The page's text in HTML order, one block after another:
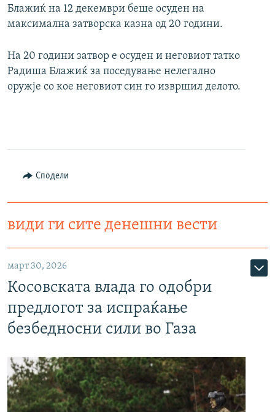
Блажиќ на 12 декември беше осуден на
максимална затворска казна од 20 години.
На 20 години затвор е осуден и неговиот татко
Радиша Блажиќ за поседување нелегално
оружје со кое неговиот син го извршил делото.
Сподели
види ги сите денешни вести
март 30, 2026
Косовската влада го одобри
предлогот за испраќање
безбедносни сили во Газа